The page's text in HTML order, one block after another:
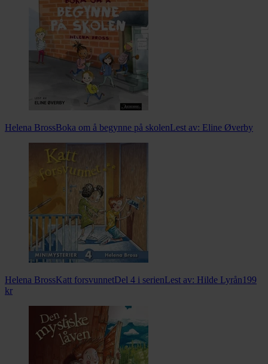
Helena BrossBoka om å begynne på skolenLest av: Eline Øverby
Helena BrossKatt forsvunnetDel 4 i serienLest av: Hilde Lyrån199
kr